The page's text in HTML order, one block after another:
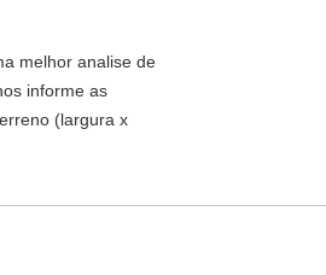
melhor analise de
informe as
(largura x